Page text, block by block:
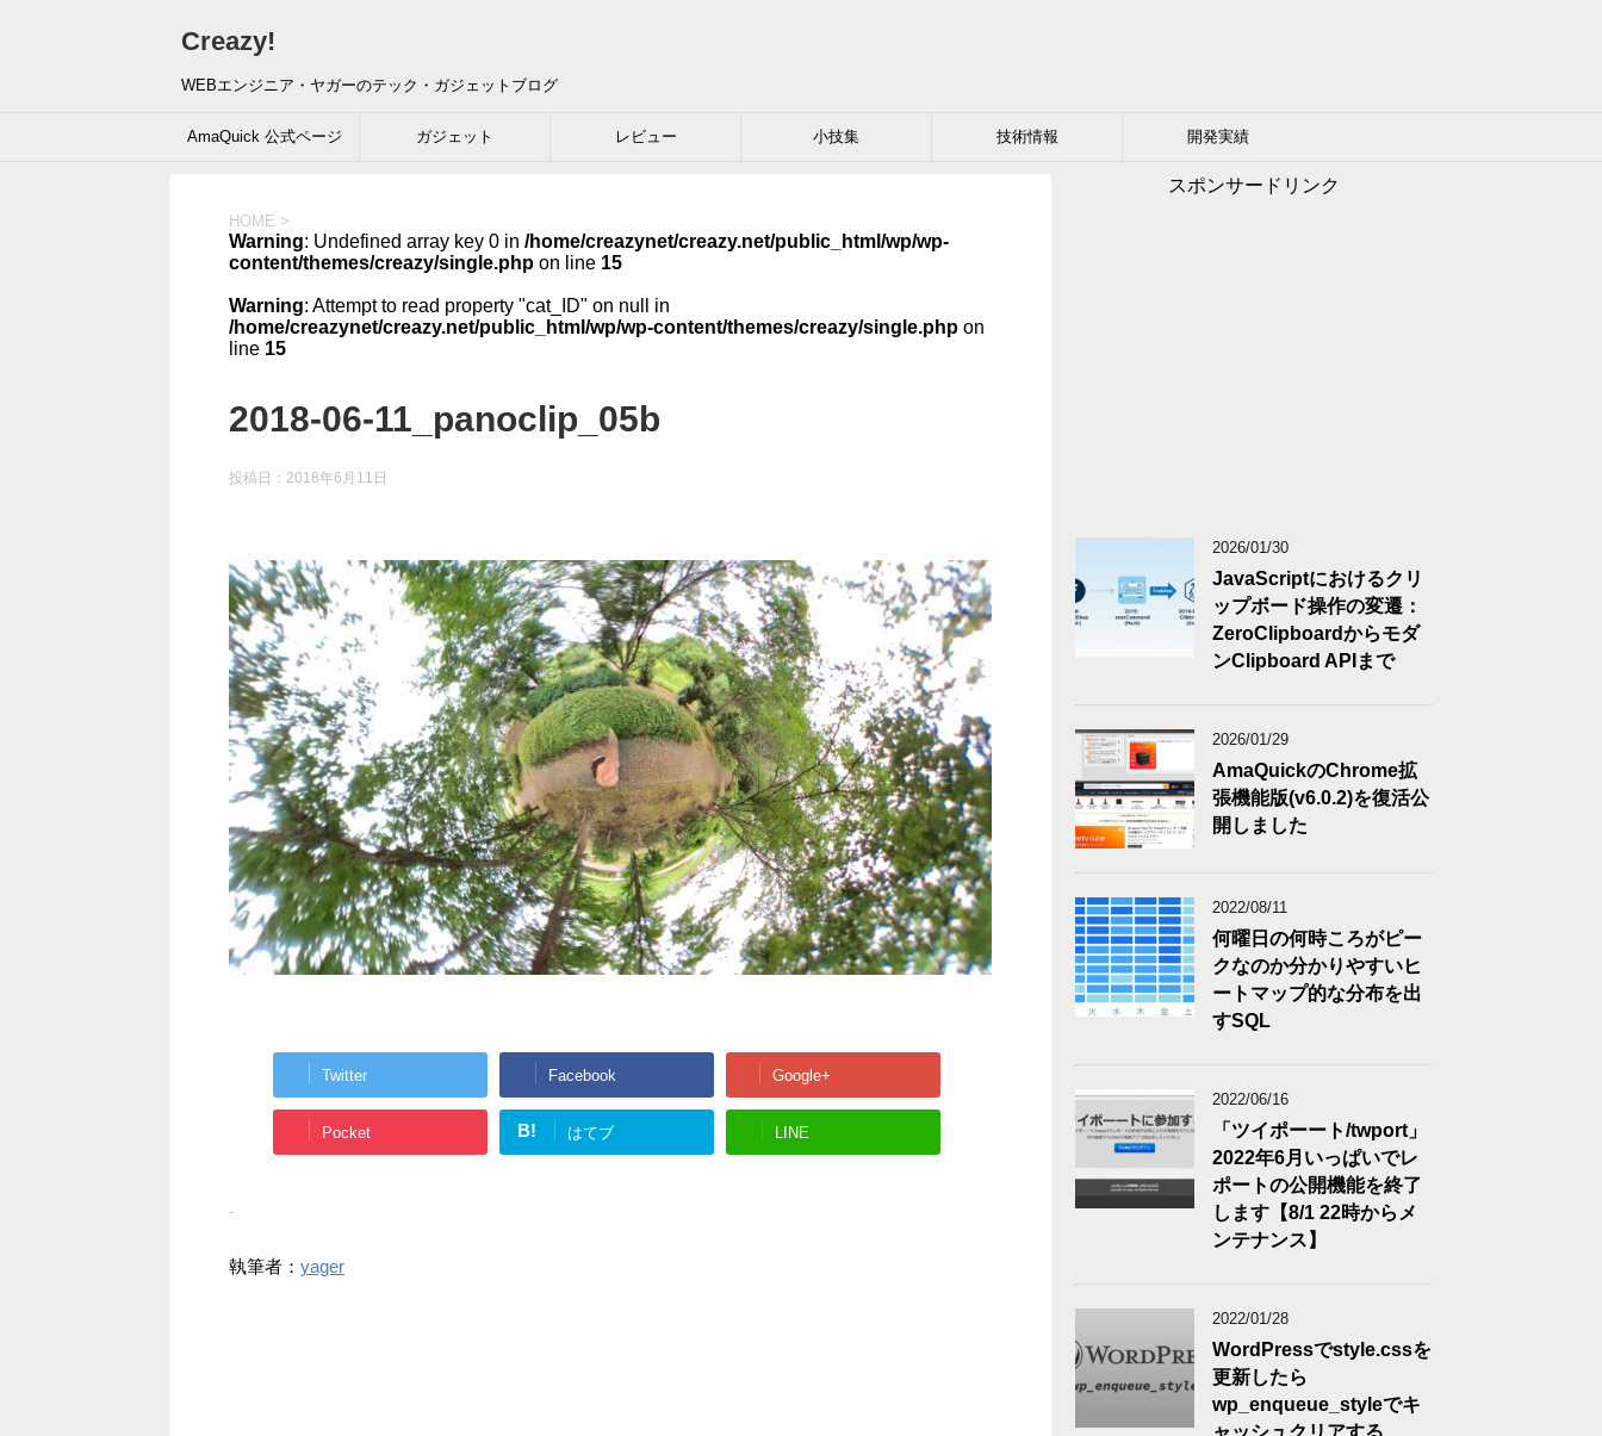
Creazy!
WEBエンジニア・ヤガーのテック・ガジェットブログ
AmaQuick 公式ページ ガジェット レビュー 小技集 技術情報 開発実績
HOME >
Warning: Undefined array key 0 in /home/creazynet/creazy.net/public_html/wp/wp-
content/themes/creazy/single.php on line 15
Warning: Attempt to read property "cat_ID" on null in
/home/creazynet/creazy.net/public_html/wp/wp-content/themes/creazy/single.php on
line 15
2018-06-11_panoclip_05b
投稿日： 2018年6月11日
Twitter Facebook Google+
Pocket B! はてブ LINE
-
執筆者： yager
スポンサードリンク
2026/01/30
JavaScriptにおけるクリ
ップボード操作の変遷：
ZeroClipboardからモダ
ンClipboard APIまで
2026/01/29
AmaQuickのChrome拡
張機能版(v6.0.2)を復活公
開しました
2022/08/11
何曜日の何時ころがピー
クなのか分かりやすいヒ
ートマップ的な分布を出
すSQL
2022/06/16
「ツイポーート/twport」
2022年6月いっぱいでレ
ポートの公開機能を終了
します【8/1 22時からメ
ンテナンス】
2022/01/28
WordPressでstyle.cssを
更新したら
wp_enqueue_styleでキ
ャッシュクリアする